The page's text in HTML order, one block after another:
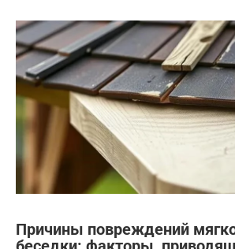
Причины повреждений